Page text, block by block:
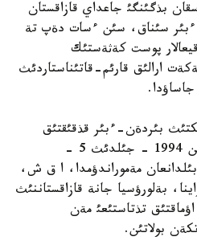
بذگئنگئ جاعداي قازاقستان
سئناق، سئن ءسات دةپ تة
پوست كةثةستئك
ارالئق قارئم-قاتئناستاردئث
جاساؤدا.
بئردةن-ءبئر قذقئقتئق
نةگئزدةرئ بولئپ ةسةپتةلةتئن 1994 - جئلدئث 5 -
مةموراندؤمدا، ا ق ش،
بةلورؤسيا جانة قازاقستاننئث
تذتاستئعئ مةن
بولاتئن.